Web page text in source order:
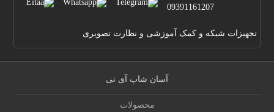
09391161207
تجهیزات شبکه و کمک آموزشی و نظارت تصویری
آسان شاپ آی تی
محصولات